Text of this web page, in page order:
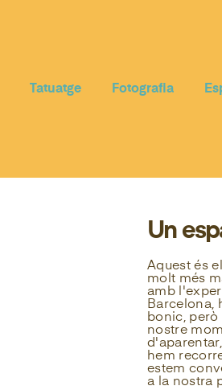
Tatuatge Fotografia
Un
Aquest és
molt més
amb
Barcelona,
bonic, però
nostre
hem
estem
a la nostra